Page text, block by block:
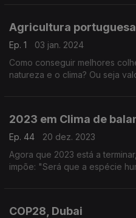
Agricultura
Ep. 1
03 jan. 2024
Como conseguir melhores
natureza e o clima? Ou seja
2023 em Clima de
Ep. 44
20 dez. 2023
Agora que 2023 está a
impõe: "Será que a espécie
COP28, Dubai